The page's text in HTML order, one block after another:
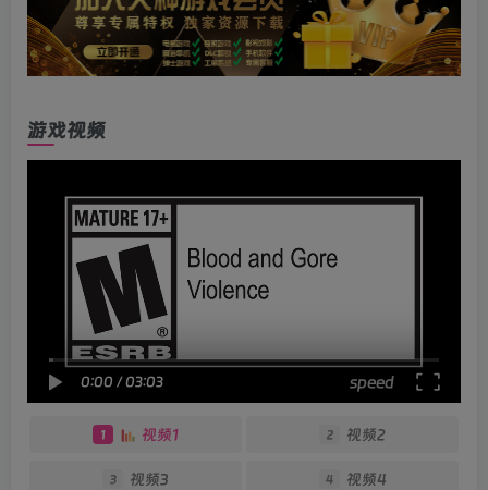
游戏视频
0:00 /03:03 speed
1 视频1 2 视频2
3 视频3 4 视频4